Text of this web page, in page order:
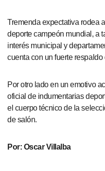
Tremenda expectativa rodea
deporte campeón mundial, a
interés municipal y
cuenta con un fuerte
Por otro lado en un emotivo
oficial de indumentarias
el cuerpo técnico de la
de salón.
Por: Oscar Villalba